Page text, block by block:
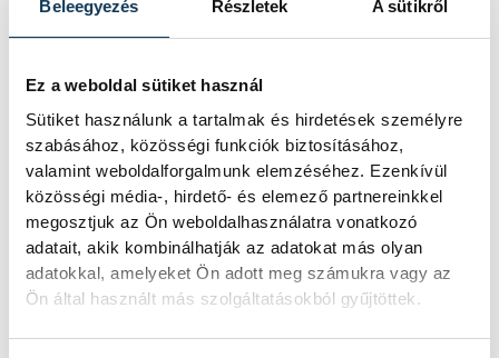
Beleegyezés Részletek A sütikről
Ez a weboldal sütiket használ
Sütiket használunk a tartalmak és hirdetések személyre
szabásához, közösségi funkciók biztosításához,
valamint weboldalforgalmunk elemzéséhez. Ezenkívül
közösségi média-, hirdető- és elemező partnereinkkel
megosztjuk az Ön weboldalhasználatra vonatkozó
adatait, akik kombinálhatják az adatokat más olyan
adatokkal, amelyeket Ön adott meg számukra vagy az
Ön által használt más szolgáltatásokból gyűjtöttek.
A Tisza-frakció kezdeményezte, hogy
meg az új köztársasági elnököt.
Valami óriási csapódott a
Holdba ma reggel
Rendhagyó esemény zajlott le kedden
reggel. Magyar idő szerint 8:35 körül
a Hold felszínébe csapódott a SpaceX
egyik Falcon–9 rakétájának felső